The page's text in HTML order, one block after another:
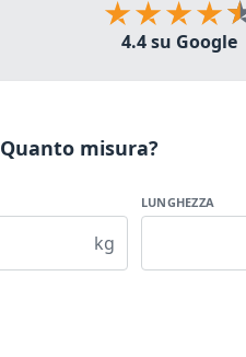
4.4 su Google
Quanto misura?
kg
LUNGHEZZA